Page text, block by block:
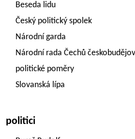
Beseda lidu
Český politický spolek
Národní garda
Národní rada Čechů
politické poměry
Slovanská lípa
politici